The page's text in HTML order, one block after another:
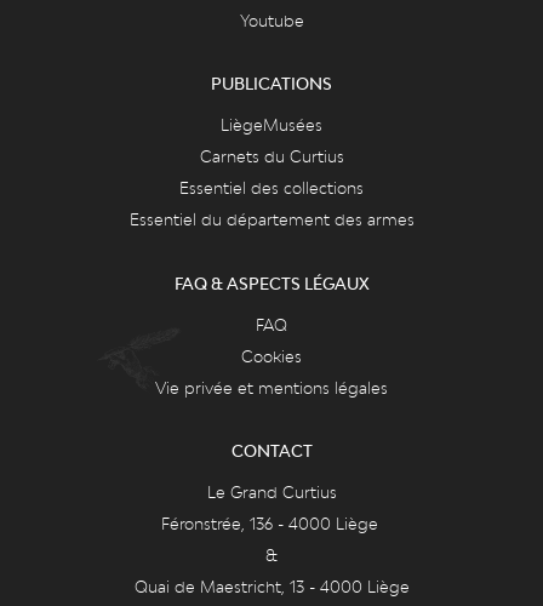
Youtube
PUBLICATIONS
LiègeMusées
Carnets du Curtius
Essentiel des collections
Essentiel du département des armes
FAQ & ASPECTS LÉGAUX
FAQ
Cookies
Vie privée et mentions légales
CONTACT
Le Grand Curtius
Féronstrée, 136 - 4000 Liège
&
Quai de Maestricht, 13 - 4000 Liège